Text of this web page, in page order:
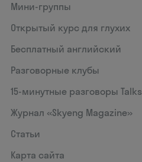
Мини-группы
Открытый курс для глухих
Бесплатный английский
Разговорные клубы
15‑минутные разговоры Talks
Журнал «Skyeng Magazine»
Статьи
Карта сайта